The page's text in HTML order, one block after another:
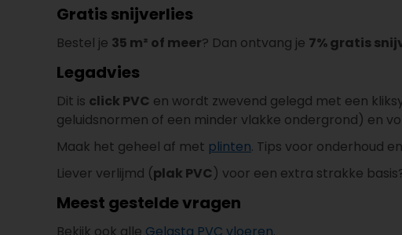
Gratis snijverlies
Bestel je 35 m² of meer? Dan ontvang je 7% gratis
Legadvies
Dit is click PVC en wordt zwevend gelegd met een
geluidsnormen of een minder vlakke ondergrond) en
Maak het geheel af met plinten. Tips voor onderhoud
Liever verlijmd (plak PVC) voor een extra strakke
Meest gestelde vragen